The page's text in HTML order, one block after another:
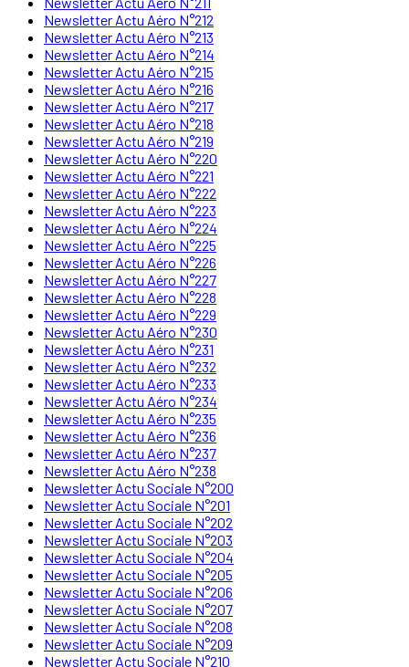
Newsletter Actu Aéro N°212
Newsletter Actu Aéro N°213
Newsletter Actu Aéro N°214
Newsletter Actu Aéro N°215
Newsletter Actu Aéro N°216
Newsletter Actu Aéro N°217
Newsletter Actu Aéro N°218
Newsletter Actu Aéro N°219
Newsletter Actu Aéro N°220
Newsletter Actu Aéro N°221
Newsletter Actu Aéro N°222
Newsletter Actu Aéro N°223
Newsletter Actu Aéro N°224
Newsletter Actu Aéro N°225
Newsletter Actu Aéro N°226
Newsletter Actu Aéro N°227
Newsletter Actu Aéro N°228
Newsletter Actu Aéro N°229
Newsletter Actu Aéro N°230
Newsletter Actu Aéro N°231
Newsletter Actu Aéro N°232
Newsletter Actu Aéro N°233
Newsletter Actu Aéro N°234
Newsletter Actu Aéro N°235
Newsletter Actu Aéro N°236
Newsletter Actu Aéro N°237
Newsletter Actu Aéro N°238
Newsletter Actu Sociale N°200
Newsletter Actu Sociale N°201
Newsletter Actu Sociale N°202
Newsletter Actu Sociale N°203
Newsletter Actu Sociale N°204
Newsletter Actu Sociale N°205
Newsletter Actu Sociale N°206
Newsletter Actu Sociale N°207
Newsletter Actu Sociale N°208
Newsletter Actu Sociale N°209
Newsletter Actu Sociale N°210